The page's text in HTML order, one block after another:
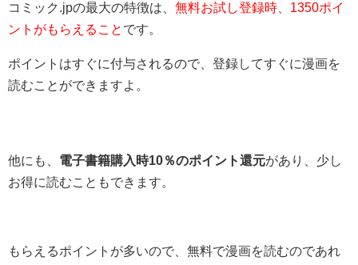
コミック.jpの最大の特徴は、 無料お試し登録時、1350ポイ
ントがもらえること です。
ポイントはすぐに付与されるので、登録してすぐに漫画を
読むことができますよ。
他にも、 電子書籍購入時10％のポイント還元があり、少し
お得に読むこともできます。
もらえるポイントが多いので、無料で漫画を読むのであれ